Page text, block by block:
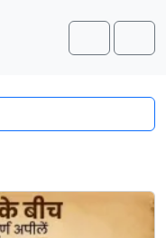
Search